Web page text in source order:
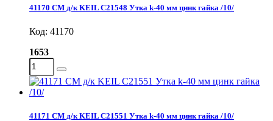
41170 СМ д/к KEIL С21548 Утка k-40 мм цинк гайка /10/
Код: 41170
1653
41171 СМ д/к KEIL С21551 Утка k-40 мм цинк гайка /10/